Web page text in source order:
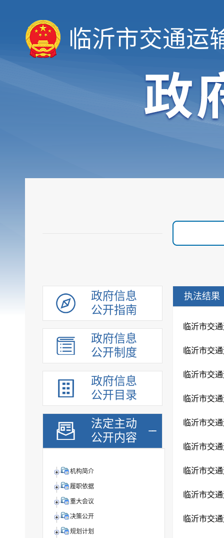
临沂市交通运
政府信息
公开指南
政府信息
公开制度
政府信息
公开目录
法定主动
公开内容
机构简介
履职依据
重大会议
决策公开
规划计划
执法结果
临沂市交
临沂市交
临沂市交
临沂市交
临沂市交
临沂市交
临沂市交
临沂市交
临沂市交